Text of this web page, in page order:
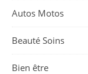
Autos Motos
Beauté Soins
Bien être